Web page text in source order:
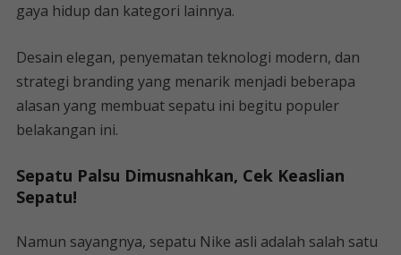
gaya hidup dan kategori lainnya.
Desain elegan, penyematan teknologi modern, dan
strategi branding yang menarik menjadi beberapa
alasan yang membuat sepatu ini begitu populer
belakangan ini.
Sepatu Palsu Dimusnahkan, Cek Keaslian
Sepatu!
Namun sayangnya, sepatu Nike asli adalah salah satu